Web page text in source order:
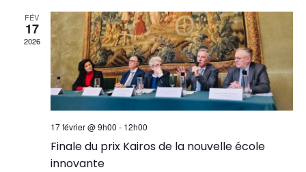
de
vues
FÉV
17
2026
17 février @ 9h00 - 12h00
Finale du prix Kairos de la nouvelle école
innovante